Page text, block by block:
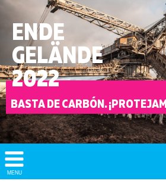
ENDE
GELÄNDE
2022
BASTA DE CARBÓN.
Show/
Hide
MENU